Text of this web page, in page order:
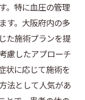
。特に血圧の管理
す。大阪府内の多
た施術プランを提
慮したアプローチ
状に応じて施術を
法として人気があ